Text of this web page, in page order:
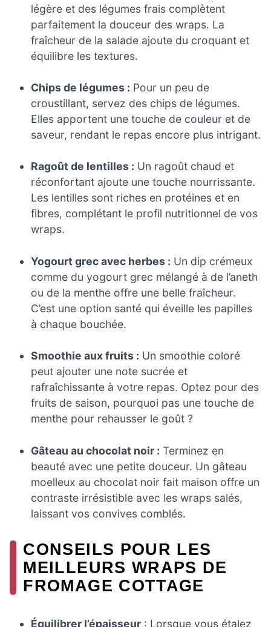
légère et des légumes frais complètent
parfaitement la douceur des wraps. La
fraîcheur de la salade ajoute du croquant et
équilibre les textures.
Chips de légumes : Pour un peu de
croustillant, servez des chips de légumes.
Elles apportent une touche de couleur et de
saveur, rendant le repas encore plus intrigant.
Ragoût de lentilles : Un ragoût chaud et
réconfortant ajoute une touche nourrissante.
Les lentilles sont riches en protéines et en
fibres, complétant le profil nutritionnel de vos
wraps.
Yogourt grec avec herbes : Un dip crémeux
comme du yogourt grec mélangé à de l’aneth
ou de la menthe offre une belle fraîcheur.
C’est une option santé qui éveille les papilles
à chaque bouchée.
Smoothie aux fruits : Un smoothie coloré
peut ajouter une note sucrée et
rafraîchissante à votre repas. Optez pour des
fruits de saison, pourquoi pas une touche de
menthe pour rehausser le goût ?
Gâteau au chocolat noir : Terminez en
beauté avec une petite douceur. Un gâteau
moelleux au chocolat noir fait maison offre un
contraste irrésistible avec les wraps salés,
laissant vos convives comblés.
CONSEILS POUR LES
MEILLEURS WRAPS DE
FROMAGE COTTAGE
Équilibrer l’épaisseur : Lorsque vous étalez